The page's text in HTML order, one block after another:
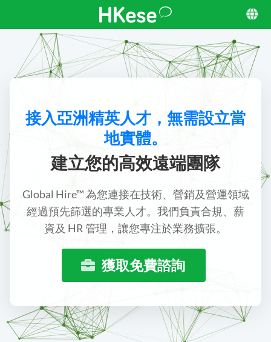
接入亞洲精英人才，無需設立當
地實體。
建立您的高效遠端團隊
Global Hire™ 為您連接在技術、營銷及營運領域
經過預先篩選的專業人才。我們負責合規、薪
資及 HR 管理，讓您專注於業務擴張。
獲取免費諮詢